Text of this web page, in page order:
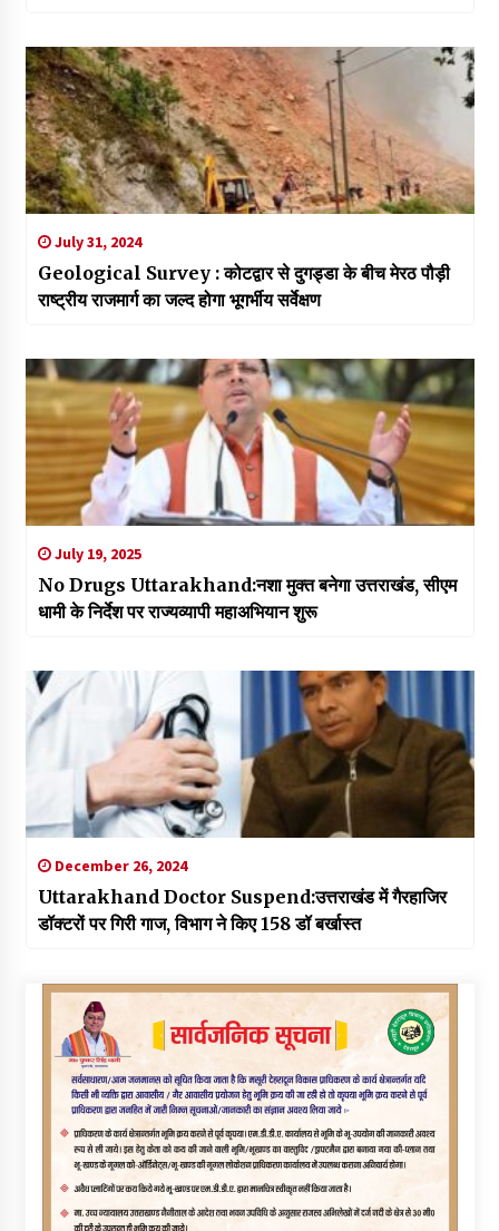
July 31, 2024
Geological Survey : कोटद्वार से दुगड्डा के बीच मेरठ पौड़ी
राष्ट्रीय राजमार्ग का जल्द होगा भूगर्भीय सर्वेक्षण
July 19, 2025
No Drugs Uttarakhand:नशा मुक्त बनेगा उत्तराखंड, सीएम
धामी के निर्देश पर राज्यव्यापी महाअभियान शुरू
December 26, 2024
Uttarakhand Doctor Suspend:उत्तराखंड में गैरहाजिर
डॉक्टरों पर गिरी गाज, विभाग ने किए 158 डॉ बर्खास्त